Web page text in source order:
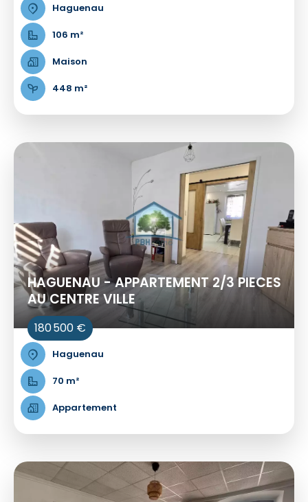
Haguenau
106 m²
Maison
448 m²
HAGUENAU - APPARTEMENT 2/3 PIECES
AU CENTRE VILLE
180 500 €
Haguenau
70 m²
Appartement